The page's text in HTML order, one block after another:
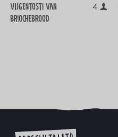
Vijgentosti van
briochebrood
4